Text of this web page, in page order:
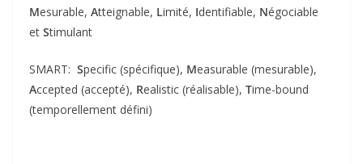
Mesurable, Atteignable, Limité, Identifiable, Négociable
et Stimulant
SMART: Specific (spécifique), Measurable (mesurable),
Accepted (accepté), Realistic (réalisable), Time-bound
(temporellement défini)